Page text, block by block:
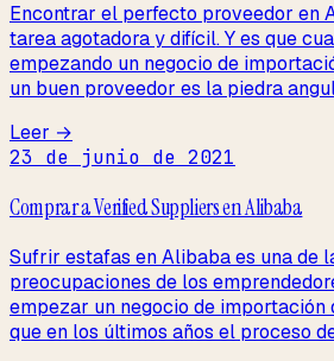
Encontrar el perfecto proveedor en
tarea agotadora y difícil. Y es que
empezando un negocio de
un buen proveedor es la piedra
Leer →
23 de junio de 2021
Comprar a Verified Suppliers en Alibaba
Sufrir estafas en Alibaba es una de
preocupaciones de los
empezar un negocio de importación
que en los últimos años el proceso